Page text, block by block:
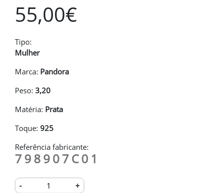
55,00€
Tipo:
Mulher
Marca: Pandora
Peso: 3,20
Matéria: Prata
Toque: 925
Referência fabricante:
798907C01
- +